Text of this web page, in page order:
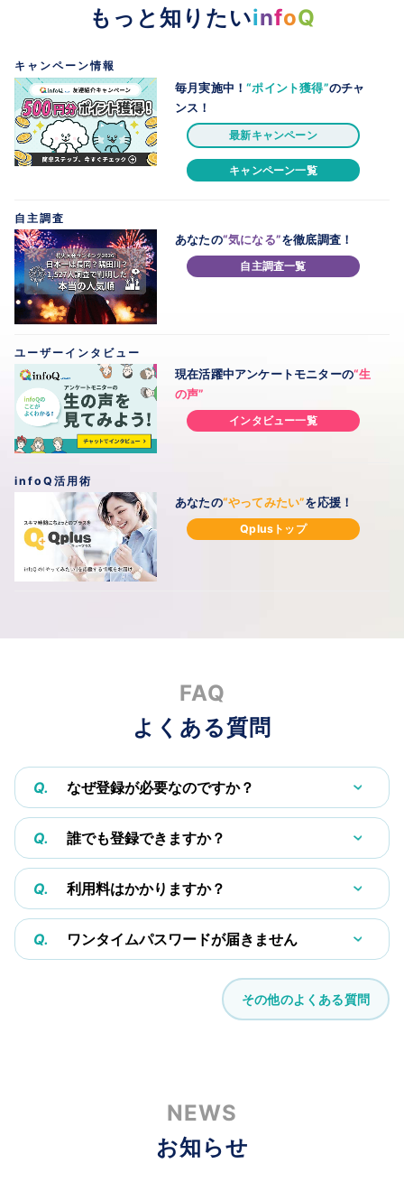
もっと知りたいinfoQ
キャンペーン情報
毎月実施中！“ポイント獲得”のチャ
ンス！
最新キャンペーン
キャンペーン一覧
自主調査
あなたの“気になる”を徹底調査！
自主調査一覧
ユーザーインタビュー
現在活躍中アンケートモニターの“生
の声”
インタビュー一覧
infoQ活用術
あなたの“やってみたい”を応援！
Qplusトップ
FAQ
よくある質問
Q. なぜ登録が必要なのですか？
Q. 誰でも登録できますか？
Q. 利用料はかかりますか？
Q. ワンタイムパスワードが届きません
その他のよくある質問
NEWS
お知らせ